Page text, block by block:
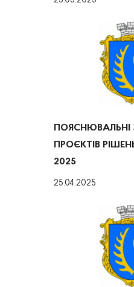
ПРОЄКТІВ
2025
25.04.2025